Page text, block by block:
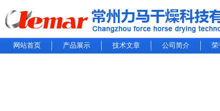
网站首页 产品展示 技术文章 公司简介 荣